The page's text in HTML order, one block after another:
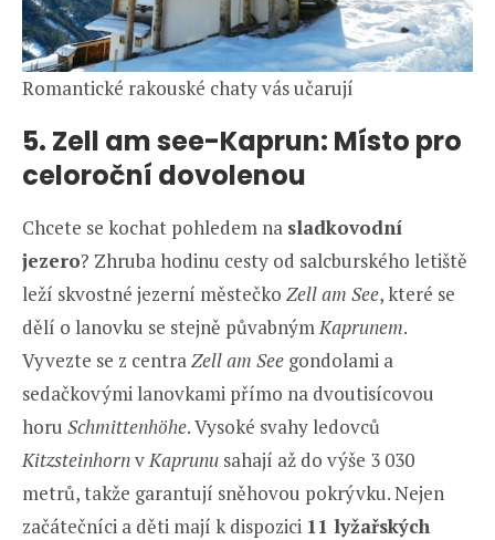
Romantické rakouské chaty vás učarují
5. Zell am see-Kaprun: Místo pro
celoroční dovolenou
Chcete se kochat pohledem na sladkovodní
jezero? Zhruba hodinu cesty od salcburského letiště
leží skvostné jezerní městečko Zell am See, které se
dělí o lanovku se stejně půvabnýmKaprunem.
Vyvezte se z centraZell am See gondolami a
sedačkovými lanovkami přímo na dvoutisícovou
horu Schmittenhöhe. Vysoké svahy ledovců
KitzsteinhornvKaprunu sahají až do výše 3 030
metrů, takže garantují sněhovou pokrývku. Nejen
začátečníci a děti mají k dispozici 11 lyžařských